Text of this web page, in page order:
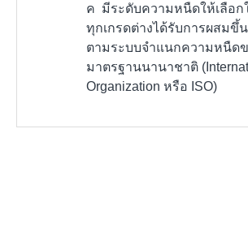
ค มีระดับความหนืดให้เลือก
ทุกเกรดต่างได้รับการผสม
ตามระบบจำแนกความหนืด
มาตรฐานนานาชาติ
Organization หรือ ISO)